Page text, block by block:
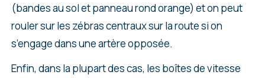
(bandes au sol et panneau rond orange) et on peut
rouler sur les zébras centraux sur la route si on
s’engage dans une artère opposée.
Enfin, dans la plupart des cas, les boîtes de vitesse